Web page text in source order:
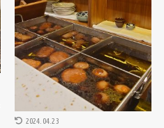
2024.04.23